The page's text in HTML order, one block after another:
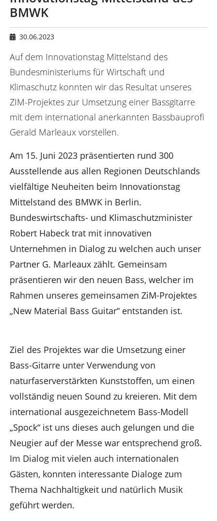
h
i
e
:
BMWK
30.06.2023
Auf dem Innovationstag Mittelstand des
Bundesministeriums für Wirtschaft und
Klimaschutz konnten wir das Resultat unseres
ZIM-Projektes zur Umsetzung einer Bassgitarre
mit dem international anerkannten Bassbauprofi
Gerald Marleaux vorstellen.
Am 15. Juni 2023 präsentierten rund 300
Ausstellende aus allen Regionen Deutschlands
vielfältige Neuheiten beim Innovationstag
Mittelstand des BMWK in Berlin.
Bundeswirtschafts- und Klimaschutzminister
Robert Habeck trat mit innovativen
Unternehmen in Dialog zu welchen auch unser
Partner G. Marleaux zählt. Gemeinsam
präsentieren wir den neuen Bass, welcher im
Rahmen unseres gemeinsamen ZiM-Projektes
„New Material Bass Guitar“ entstanden ist.
Ziel des Projektes war die Umsetzung einer
Bass-Gitarre unter Verwendung von
naturfaserverstärkten Kunststoffen, um einen
vollständig neuen Sound zu kreieren. Mit dem
international ausgezeichnetem Bass-Modell
„Spock“ ist uns dieses auch gelungen und die
Neugier auf der Messe war entsprechend groß.
Im Dialog mit vielen auch internationalen
Gästen, konnten interessante Dialoge zum
Thema Nachhaltigkeit und natürlich Musik
geführt werden.